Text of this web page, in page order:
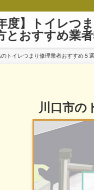
度】トイレつ
とおすすめ業
トイレつまり修理業者おすすめ５選
川口市の